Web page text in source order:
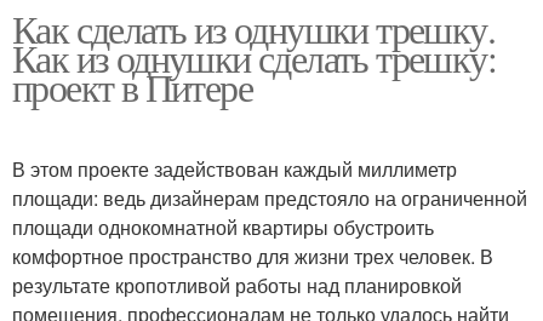
Как сделать из однушки трешку.
Как из однушки сделать трешку:
проект в Питере
В этом проекте задействован каждый миллиметр
площади: ведь дизайнерам предстояло на ограниченной
площади однокомнатной квартиры обустроить
комфортное пространство для жизни трех человек. В
результате кропотливой работы над планировкой
помещения, профессионалам не только удалось найти